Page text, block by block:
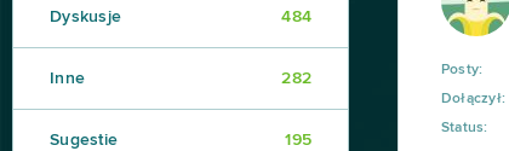
Posty:
Dołączył:
Status:
Dyskusje 484
Inne 282
Sugestie 195